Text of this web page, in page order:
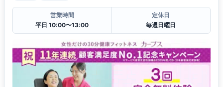
営業時間
平日 10:00〜13:00
定休日
毎週日曜日